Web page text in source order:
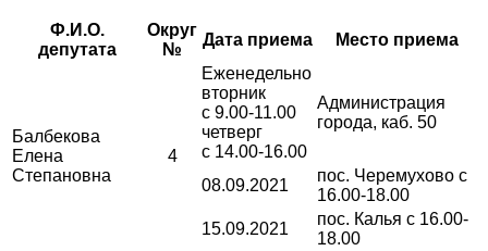
Ф.И.О.
депутата
Округ
№
Дата приема Место приема
Балбекова
Елена
Степановна
4
Еженедельно
вторник
с 9.00-11.00
четверг
с 14.00-16.00
Администрация
города, каб. 50
08.09.2021
пос. Черемухово с
16.00-18.00
15.09.2021
пос. Калья с 16.00-
18.00